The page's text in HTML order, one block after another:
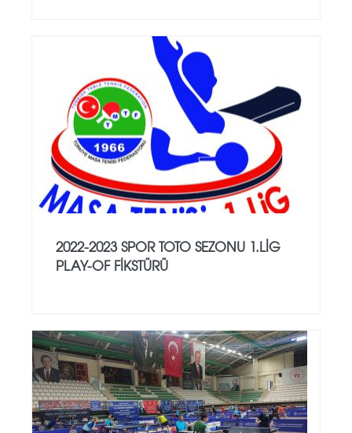
2022-2023 SPOR TOTO SEZONU 1.LİG
PLAY-OF FİKSTÜRÜ